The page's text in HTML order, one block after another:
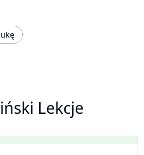
Lekcje